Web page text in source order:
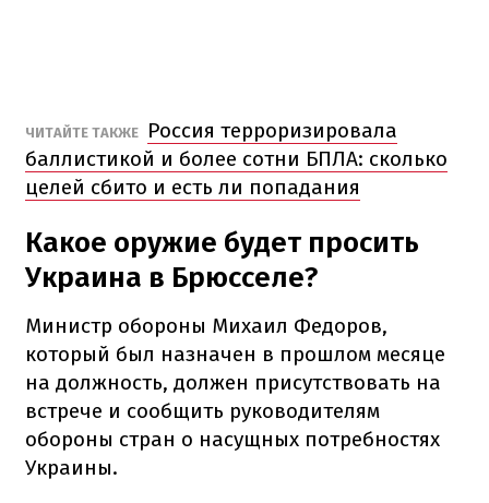
ЧИТАЙТЕ ТАКЖЕ
Россия терроризировала
баллистикой и более сотни БПЛА: сколько
целей сбито и есть ли попадания
Какое оружие будет просить
Украина в Брюсселе?
Министр обороны Михаил Федоров,
который был назначен в прошлом месяце
на должность, должен присутствовать на
встрече и сообщить руководителям
обороны стран о насущных потребностях
Украины.